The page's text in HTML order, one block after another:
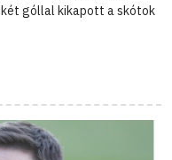
góllal kikapott a skótok